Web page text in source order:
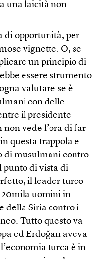
una laicità non
di opportunità, per
vignette. O, se
un principio di
essere strumento
valutare se è
con delle
il presidente
non vede l’ora di far
questa trappola e
di musulmani contro
punto di vista di
il leader turco
uomini in
della Siria contro i
Tutto questo va
ed Erdoğan aveva
turca è in